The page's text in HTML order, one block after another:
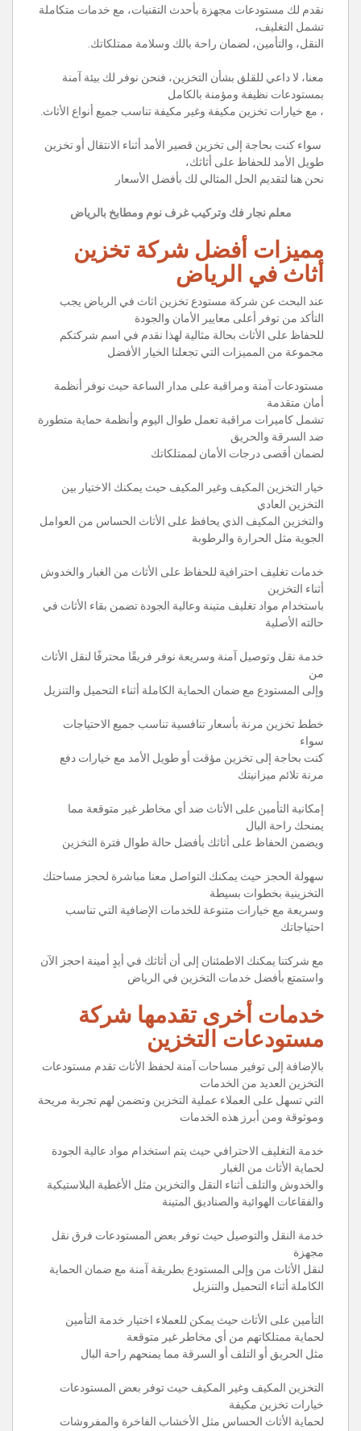
نقدم لك مستودعات مجهزة بأحدث التقنيات، مع خدمات متكاملة
تشمل التغليف،
النقل، والتأمين، لضمان راحة بالك وسلامة ممتلكاتك.
معنا، لا داعي للقلق بشأن التخزين، فنحن نوفر لك بيئة آمنة
بمستودعات نظيفة ومؤمنة بالكامل
، مع خيارات تخزين مكيفة وغير مكيفة تناسب جميع أنواع الأثاث.
سواء كنت بحاجة إلى تخزين قصير الأمد أثناء الانتقال أو تخزين
طويل الأمد للحفاظ على أثاثك،
نحن هنا لتقديم الحل المثالي لك بأفضل الأسعار
معلم نجار فك وتركيب غرف نوم ومطابخ بالرياض
مميزات أفضل شركة تخزين
أثاث في الرياض
عند البحث عن شركة مستودع تخزين اثاث في الرياض يجب
التأكد من توفر أعلى معايير الأمان والجودة
للحفاظ على الأثاث بحالة مثالية لهذا نقدم في اسم شركتكم
مجموعة من المميزات التي تجعلنا الخيار الأفضل
مستودعات آمنة ومراقبة على مدار الساعة حيث نوفر أنظمة
أمان متقدمة
تشمل كاميرات مراقبة تعمل طوال اليوم وأنظمة حماية متطورة
ضد السرقة والحريق
لضمان أقصى درجات الأمان لممتلكاتك
خيار التخزين المكيف وغير المكيف حيث يمكنك الاختيار بين
التخزين العادي
والتخزين المكيف الذي يحافظ على الأثاث الحساس من العوامل
الجوية مثل الحرارة والرطوبة
خدمات تغليف احترافية للحفاظ على الأثاث من الغبار والخدوش
أثناء التخزين
باستخدام مواد تغليف متينة وعالية الجودة تضمن بقاء الأثاث في
حالته الأصلية
خدمة نقل وتوصيل آمنة وسريعة نوفر فريقًا محترفًا لنقل الأثاث
من
وإلى المستودع مع ضمان الحماية الكاملة أثناء التحميل والتنزيل
خطط تخزين مرنة بأسعار تنافسية تناسب جميع الاحتياجات
سواء
كنت بحاجة إلى تخزين مؤقت أو طويل الأمد مع خيارات دفع
مرنة تلائم ميزانيتك
إمكانية التأمين على الأثاث ضد أي مخاطر غير متوقعة مما
يمنحك راحة البال
ويضمن الحفاظ على أثاثك بأفضل حالة طوال فترة التخزين
سهولة الحجز حيث يمكنك التواصل معنا مباشرة لحجز مساحتك
التخزينية بخطوات بسيطة
وسريعة مع خيارات متنوعة للخدمات الإضافية التي تناسب
احتياجاتك
مع شركتنا يمكنك الاطمئنان إلى أن أثاثك في أيدٍ أمينة احجز الآن
واستمتع بأفضل خدمات التخزين في الرياض
خدمات أخرى تقدمها شركة
مستودعات التخزين
بالإضافة إلى توفير مساحات آمنة لحفظ الأثاث تقدم مستودعات
التخزين العديد من الخدمات
التي تسهل على العملاء عملية التخزين وتضمن لهم تجربة مريحة
وموثوقة ومن أبرز هذه الخدمات
خدمة التغليف الاحترافي حيث يتم استخدام مواد عالية الجودة
لحماية الأثاث من الغبار
والخدوش والتلف أثناء النقل والتخزين مثل الأغطية البلاستيكية
والفقاعات الهوائية والصناديق المتينة
خدمة النقل والتوصيل حيث توفر بعض المستودعات فرق نقل
مجهزة
لنقل الأثاث من وإلى المستودع بطريقة آمنة مع ضمان الحماية
الكاملة أثناء التحميل والتنزيل
التأمين على الأثاث حيث يمكن للعملاء اختيار خدمة التأمين
لحماية ممتلكاتهم من أي مخاطر غير متوقعة
مثل الحريق أو التلف أو السرقة مما يمنحهم راحة البال
التخزين المكيف وغير المكيف حيث توفر بعض المستودعات
خيارات تخزين مكيفة
لحماية الأثاث الحساس مثل الأخشاب الفاخرة والمفروشات